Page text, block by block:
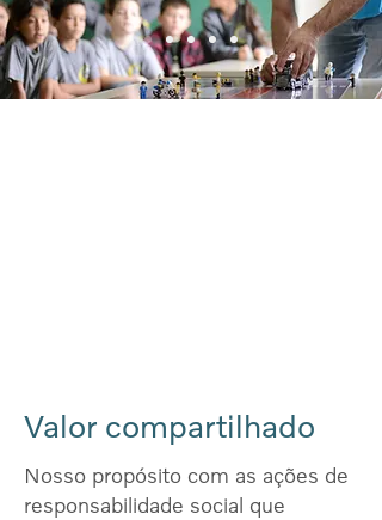
Valor compartilhado
Nosso propósito com as ações de
responsabilidade social que